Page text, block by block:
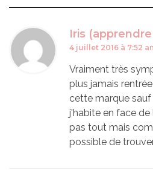
Iris
4 juillet 2016 à 7:52
Vraiment très
plus jamais
cette marque
j'habite en face de
pas tout mais
possible de